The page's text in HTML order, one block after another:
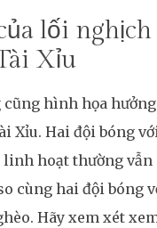
lối nghịch
Xỉu
hình họa hưởng
Xỉu. Hai đội bóng
linh hoạt thường vẫn
cùng hai đội bóng
Hãy xem xét